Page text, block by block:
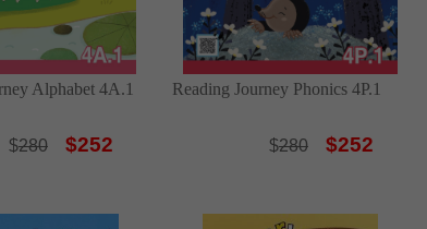
Alphabet 4A.1
$280 $252
Reading Journey Phonics 4P.1
$280 $252